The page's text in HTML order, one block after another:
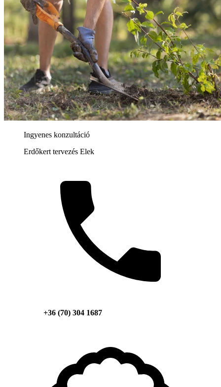
Ingyenes konzultáció
Erdőkert tervezés Elek
+36 (70) 304 1687